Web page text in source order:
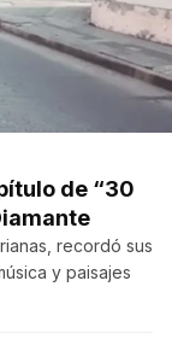
de “30
recordó sus
y paisajes